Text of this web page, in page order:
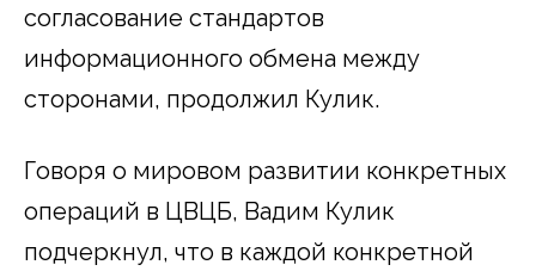
согласование стандартов
информационного обмена между
сторонами, продолжил Кулик.
Говоря о мировом развитии конкретных
операций в ЦВЦБ, Вадим Кулик
подчеркнул, что в каждой конкретной